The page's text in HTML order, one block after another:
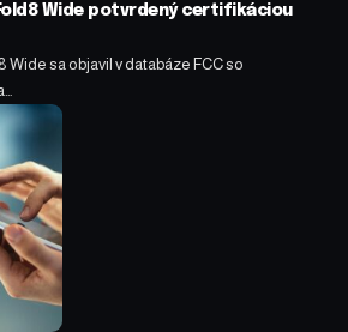
Wide potvrdený certifikáciou
Wide sa objavil v databáze FCC so